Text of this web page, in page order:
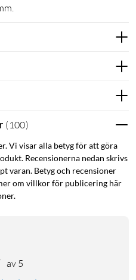
( 100)
Vi visar alla betyg för att göra
Recensionerna nedan skrivs
varan. Betyg och recensioner
om villkor för publicering här
av 5